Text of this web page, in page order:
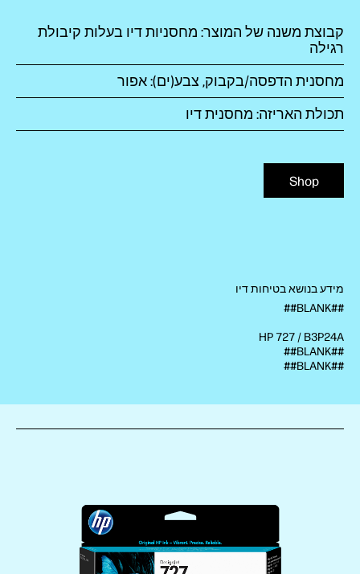
קבוצת משנה של המוצר: מחסניות דיו בעלות קיבולת
רגילה
מחסנית הדפסה/בקבוק, צבע(ים): אפור
תכולת האריזה: מחסנית דיו
Shop
מידע בנושא בטיחות דיו
##BLANK##
HP 727 / B3P24A
##BLANK##
##BLANK##